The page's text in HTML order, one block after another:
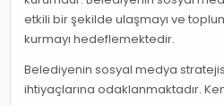
etkili bir şekilde ulaşmayı ve
kurmayı hedeflemektedir.
Belediyenin sosyal medya
ihtiyaçlarına odaklanmaktadır.